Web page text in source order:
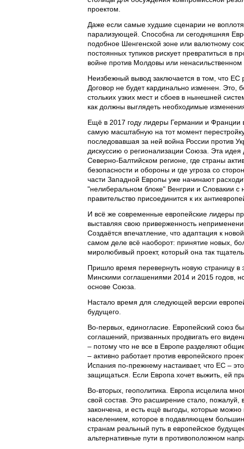
проектом.
Даже если самые худшие сценарии не
парализующей. Способна ли сегодняшняя
подобное Шенгенской зоне или валютному
постоянных тупиков рискует превратиться в
войне против Молдовы или ненасильственном
Неизбежный вывод заключается в том, что ЕС
Договор не будет кардинально изменен. Это,
стольких узких мест и сбоев в нынешней
как должны выглядеть необходимые
Ещё в 2017 году лидеры Германии и Франции
самую масштабную на тот момент
последовавшая за ней война России против
дискуссию о регионализации Союза. Эта
Северно-Балтийском регионе, где страны
безопасности и обороны и где угроза со
части Западной Европы уже начинают
"нелиберальном блоке" Венгрии и Словакии
правительство присоединится к их
И всё же современные европейские лидеры
выставляя свою приверженность
Создаётся впечатление, что адаптация к
самом деле всё наоборот: принятие новых,
миролюбивый проект, который она так
Пришло время перевернуть новую страницу
Минскими соглашениями 2014 и 2015 годов,
основе Союза.
Настало время для следующей версии
будущего.
Во-первых, единогласие. Европейский союз
соглашений, призванных продвигать его
– потому что не все в Европе разделяют
– активно работает против европейского
Испания по-прежнему настаивает, что ЕС –
защищаться. Если Европа хочет выжить, ей
Во-вторых, геополитика. Европа исцелила
свой состав. Это расширение стало,
закончена, и есть ещё выгоды, которые
населением, которое в подавляющем
странам реальный путь в европейское
альтернативные пути в противоположном